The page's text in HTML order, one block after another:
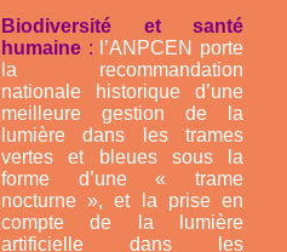
Biodiversité et santé
humaine : l’ANPCEN porte
la recommandation
nationale historique d’une
meilleure gestion de la
lumière dans les trames
vertes et bleues sous la
forme d’une « trame
nocturne », et la prise en
compte de la lumière
artificielle dans les